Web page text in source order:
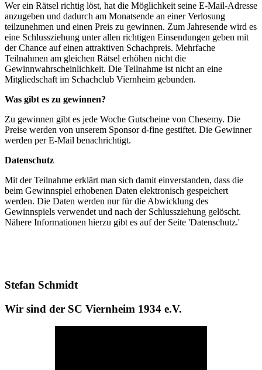
Wer ein Rätsel richtig löst, hat die Möglichkeit seine E-Mail-Adresse
anzugeben und dadurch am Monatsende an einer Verlosung
teilzunehmen und einen Preis zu gewinnen. Zum Jahresende wird es
eine Schlussziehung unter allen richtigen Einsendungen geben mit
der Chance auf einen attraktiven Schachpreis. Mehrfache
Teilnahmen am gleichen Rätsel erhöhen nicht die
Gewinnwahrscheinlichkeit. Die Teilnahme ist nicht an eine
Mitgliedschaft im Schachclub Viernheim gebunden.
Was gibt es zu gewinnen?
Zu gewinnen gibt es jede Woche Gutscheine von Chesemy. Die
Preise werden von unserem Sponsor d-fine gestiftet. Die Gewinner
werden per E-Mail benachrichtigt.
Datenschutz
Mit der Teilnahme erklärt man sich damit einverstanden, dass die
beim Gewinnspiel erhobenen Daten elektronisch gespeichert
werden. Die Daten werden nur für die Abwicklung des
Gewinnspiels verwendet und nach der Schlussziehung gelöscht.
Nähere Informationen hierzu gibt es auf der Seite 'Datenschutz.'
Stefan Schmidt
Wir sind der SC Viernheim 1934 e.V.